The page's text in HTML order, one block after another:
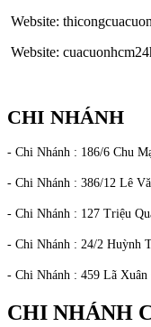
Website:
Website:
CHI NHÁNH
- Chi Nhánh : 186/6 Chu
- Chi Nhánh : 386/12 Lê
- Chi Nhánh : 127 Triệu
- Chi Nhánh : 24/2 Huỳnh
- Chi Nhánh : 459 Lã
CHI NHÁNH